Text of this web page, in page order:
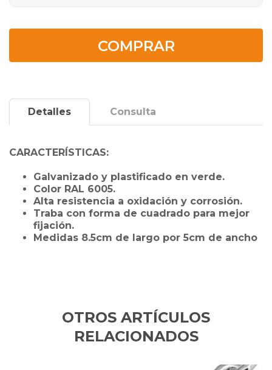
COMPRAR
Detalles Consulta
CARACTERÍSTICAS:
Galvanizado y plastificado en verde.
Color RAL 6005.
Alta resistencia a oxidación y corrosión.
Traba con forma de cuadrado para mejor
fijación.
Medidas 8.5cm de largo por 5cm de ancho
OTROS ARTÍCULOS
RELACIONADOS